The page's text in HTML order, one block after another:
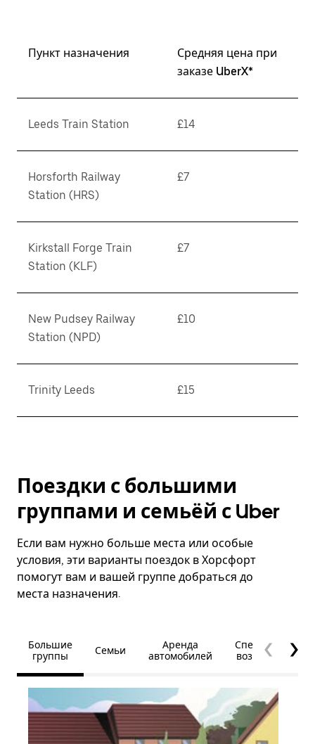
Пункт назначения
Средняя цена при
заказе UberX*
Leeds Train Station £14
Horsforth Railway
Station (HRS)
£7
Kirkstall Forge Train
Station (KLF)
£7
New Pudsey Railway
Station (NPD)
£10
Trinity Leeds £15
Поездки с большими
группами и семьёй с Uber
Если вам нужно больше места или особые
условия, эти варианты поездок в Хорсфорт
помогут вам и вашей группе добраться до
места назначения.
Большие
группы
Семьи
Аренда
автомобилей
Специальные
возможности